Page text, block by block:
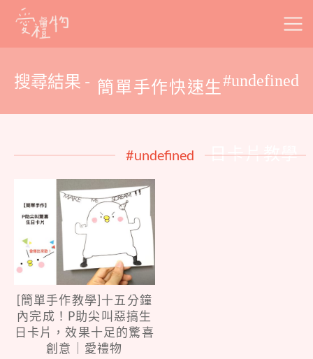
Skip
搜尋結果 - #undefined
簡單手作快速生
日卡片教學
#undefined
[簡單手作教學]十五分鐘
內完成！P助尖叫惡搞生
日卡片，效果十足的驚喜
創意｜愛禮物